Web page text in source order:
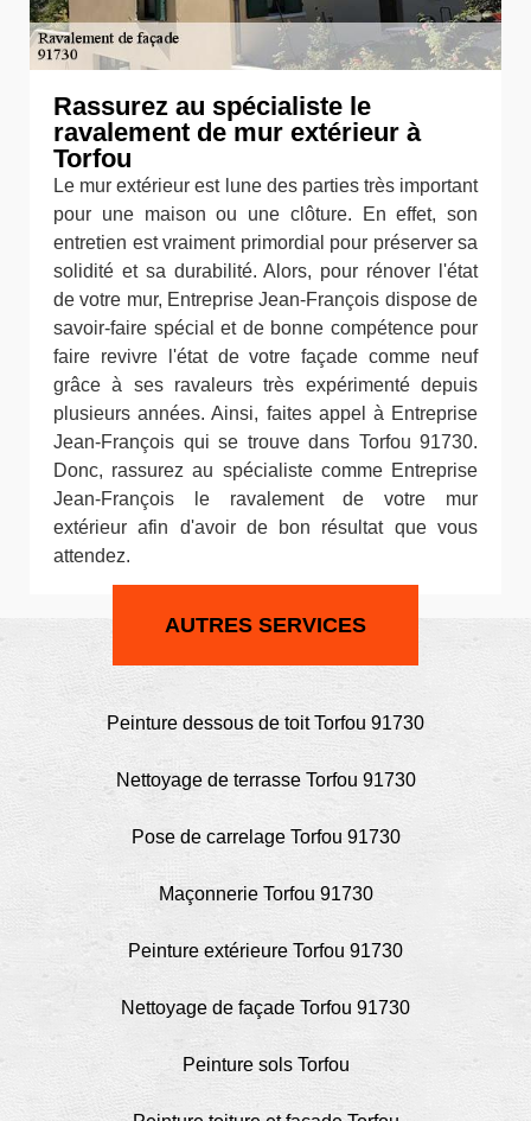
Rassurez au spécialiste le
ravalement de mur extérieur à
Torfou
Le mur extérieur est lune des parties très important
pour une maison ou une clôture. En effet, son
entretien est vraiment primordial pour préserver sa
solidité et sa durabilité. Alors, pour rénover l'état
de votre mur, Entreprise Jean-François dispose de
savoir-faire spécial et de bonne compétence pour
faire revivre l'état de votre façade comme neuf
grâce à ses ravaleurs très expérimenté depuis
plusieurs années. Ainsi, faites appel à Entreprise
Jean-François qui se trouve dans Torfou 91730.
Donc, rassurez au spécialiste comme Entreprise
Jean-François le ravalement de votre mur
extérieur afin d'avoir de bon résultat que vous
attendez.
AUTRES SERVICES
Peinture dessous de toit Torfou 91730
Nettoyage de terrasse Torfou 91730
Pose de carrelage Torfou 91730
Maçonnerie Torfou 91730
Peinture extérieure Torfou 91730
Nettoyage de façade Torfou 91730
Peinture sols Torfou